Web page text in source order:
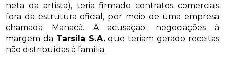
neta da artista), teria firmado contratos comerciais
fora da estrutura oficial, por meio de uma empresa
chamada Manacá. A acusação: negociações à
margem da Tarsila S.A.que teriam gerado receitas
não distribuídas à família.